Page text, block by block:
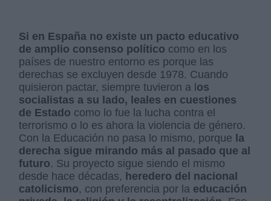
Si en España no existe un pacto educativo
de amplio consenso político como en los
países de nuestro entorno es porque las
derechas se excluyen desde 1978. Cuando
quisieron pactar, siempre tuvieron a l os
socialistas a su lado, leales en cuestiones
de Estado como lo fue la lucha contra el
terrorismo o lo es ahora la violencia de género.
Con la Educación no pasa lo mismo, porque la
derecha sigue mirando más al pasado que al
futuro. Su proyecto sigue siendo el mismo
desde hace décadas, heredero del nacional
catolicismo, con preferencia por la educación